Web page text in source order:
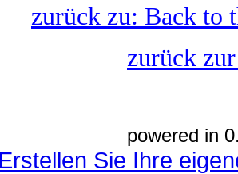
zurück zu: Back to
zurück
powered in
Erstellen Sie Ihre